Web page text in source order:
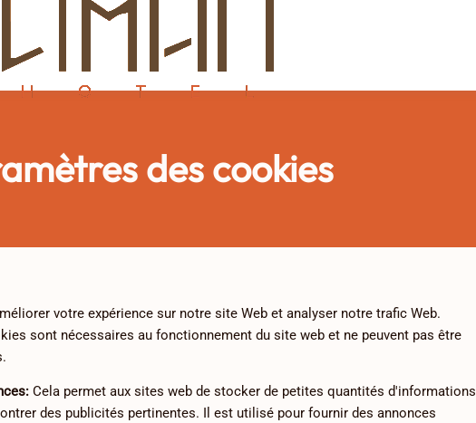
des cookies
votre expérience sur notre site Web et analyser notre trafic Web.
sont nécessaires au fonctionnement du site web et ne peuvent pas être
: Cela permet aux sites web de stocker de petites quantités d'informations
des publicités pertinentes. Il est utilisé pour fournir des annonces